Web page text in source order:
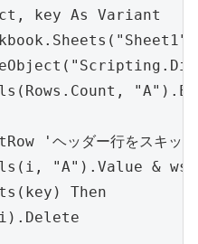
key As Variant
'ヘッダー行をスキップ
"A").Value &
Then